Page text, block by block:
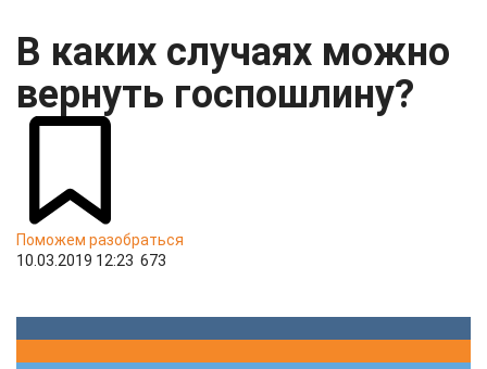
В каких случаях можно
вернуть госпошлину?
Поможем разобраться
10.03.2019 12:23 673